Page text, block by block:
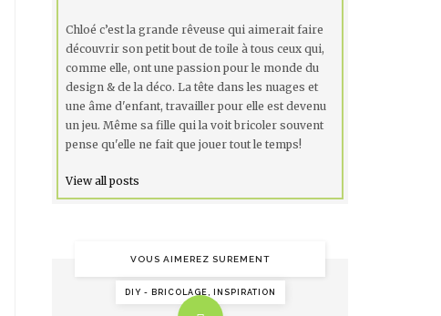
Chloé c’est la grande rêveuse qui aimerait faire
découvrir son petit bout de toile à tous ceux qui,
comme elle, ont une passion pour le monde du
design & de la déco. La tête dans les nuages et
une âme d'enfant, travailler pour elle est devenu
un jeu. Même sa fille qui la voit bricoler souvent
pense qu'elle ne fait que jouer tout le temps!
View all posts
VOUS AIMEREZ SUREMENT
DIY - BRICOLAGE, INSPIRATION